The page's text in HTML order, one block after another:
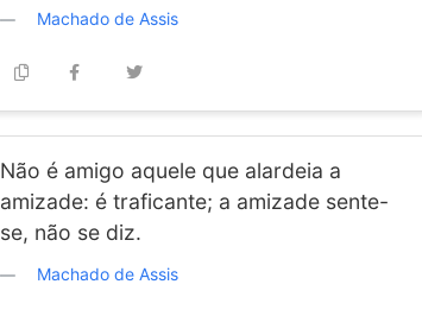
Machado de Assis
Não é amigo aquele que alardeia a
amizade: é traficante; a amizade sente-
se, não se diz.
Machado de Assis